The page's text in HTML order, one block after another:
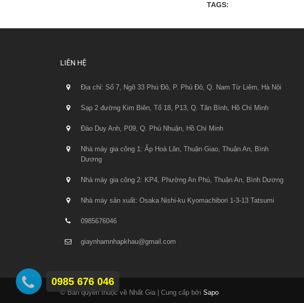
TAGS:
LIÊN HỆ
Địa chỉ: Số 7, Ngõ 33 Phú Đô, P. Phú Đô, Q. Nam Từ Liêm, Hà Nội
Sạp 2 đường Kim Biên, Tổ 18, P13, Q. Tân Bình, Hồ Chí Minh
Đào Duy Anh, P09, Q. Phú Nhuận, Hồ Chí Minh
Nhà máy gia công 1: Ấp Hoà Lân, Thuận Giao, Thuận An, Bình
Dương
Nhà máy gia công 2: KP4, Phường An Phú, Thuận An, Bình Dương
Nhà máy sản xuất: Osaka Nishi-ku Kyomachibori 1-3-13 Tatsumi
0985676046
giaynhamnhapkhau@gmail.com
© Bản quyền thuộc về Nhất Gia | Cung cấp bởi Sapo
0985 676 046